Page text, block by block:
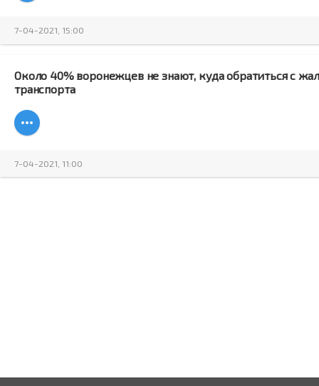
7-04-2021, 15:00
Около 40% воронежцев не знают, куда обратиться с
транспорта
7-04-2021, 11:00